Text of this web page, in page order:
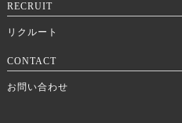
RECRUIT
リクルート
CONTACT
お問い合わせ